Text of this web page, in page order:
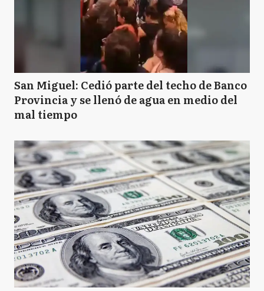
San Miguel: Cedió parte del techo de Banco
Provincia y se llenó de agua en medio del
mal tiempo